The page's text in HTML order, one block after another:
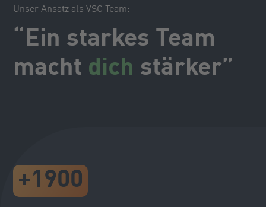
Unser Ansatz als VSC Team:
“Ein starkes Team
macht dich stärker”
+1900